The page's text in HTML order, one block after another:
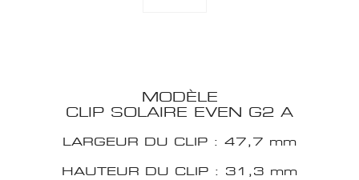
MODÈLE
CLIP SOLAIRE EVEN G2 A
LARGEUR DU CLIP : 47,7 mm
HAUTEUR DU CLIP : 31,3 mm